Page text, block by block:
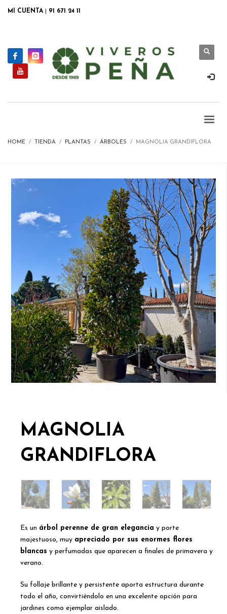
MI CUENTA 91 671 24 11
HOME TIENDA PLANTAS ÁRBOLES MAGNOLIA GRANDIFLORA
MAGNOLIA
GRANDIFLORA
Es un árbol perenne de gran elegancia y porte
majestuoso, muy apreciado por sus enormes flores
blancas y perfumadas que aparecen a finales de primavera y
verano.
Su follaje brillante y persistente aporta estructura durante
todo el año, convirtiéndolo en una excelente opción para
jardines como ejemplar aislado.